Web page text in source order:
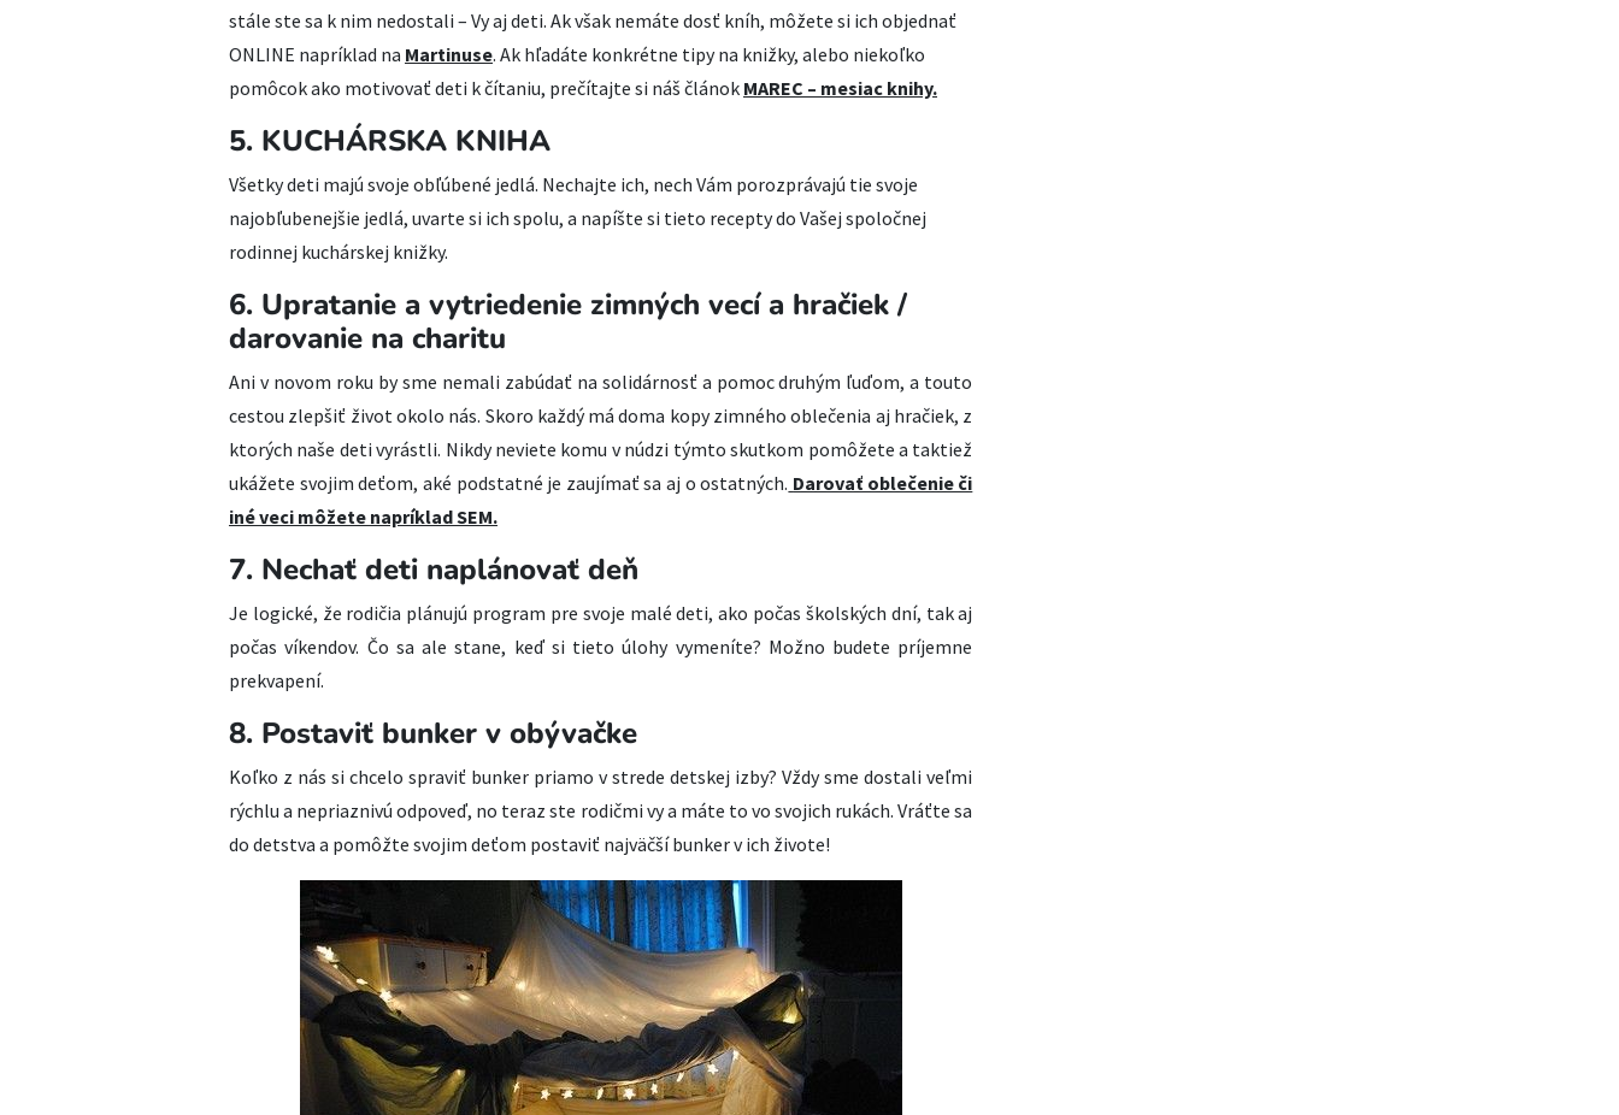
stále ste sa k nim nedostali – Vy aj deti. Ak však nemáte dosť kníh, môžete si ich objednať
ONLINE napríklad na Martinuse. Ak hľadáte konkrétne tipy na knižky, alebo niekoľko
pomôcok ako motivovať deti k čítaniu, prečítajte si náš článok MAREC – mesiac knihy.
5. KUCHÁRSKA KNIHA
Všetky deti majú svoje obľúbené jedlá. Nechajte ich, nech Vám porozprávajú tie svoje
najobľubenejšie jedlá, uvarte si ich spolu, a napíšte si tieto recepty do Vašej spoločnej
rodinnej kuchárskej knižky.
6. Upratanie a vytriedenie zimných vecí a hračiek /
darovanie na charitu
Ani v novom roku by sme nemali zabúdať na solidárnosť a pomoc druhým ľuďom, a touto
cestou zlepšiť život okolo nás. Skoro každý má doma kopy zimného oblečenia aj hračiek, z
ktorých naše deti vyrástli. Nikdy neviete komu v núdzi týmto skutkom pomôžete a taktiež
ukážete svojim deťom, aké podstatné je zaujímať sa aj o ostatných. Darovať oblečenie či
iné veci môžete napríklad SEM.
7. Nechať deti naplánovať deň
Je logické, že rodičia plánujú program pre svoje malé deti, ako počas školských dní, tak aj
počas víkendov. Čo sa ale stane, keď si tieto úlohy vymeníte? Možno budete príjemne
prekvapení.
8. Postaviť bunker v obývačke
Koľko z nás si chcelo spraviť bunker priamo v strede detskej izby? Vždy sme dostali veľmi
rýchlu a nepriaznivú odpoveď, no teraz ste rodičmi vy a máte to vo svojich rukách. Vráťte sa
do detstva a pomôžte svojim deťom postaviť najväčší bunker v ich živote!